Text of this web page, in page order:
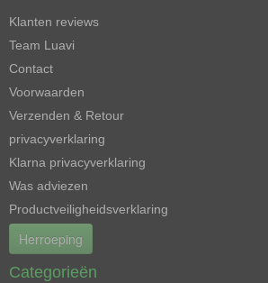
Klanten reviews
Team Luavi
Contact
Voorwaarden
Verzenden & Retour
privacyverklaring
Klarna privacyverklaring
Was adviezen
Productveiligheidsverklaring
Herroeping
Categorieën